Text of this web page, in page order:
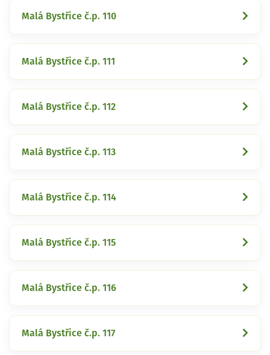
Malá Bystřice č.p. 110
Malá Bystřice č.p. 111
Malá Bystřice č.p. 112
Malá Bystřice č.p. 113
Malá Bystřice č.p. 114
Malá Bystřice č.p. 115
Malá Bystřice č.p. 116
Malá Bystřice č.p. 117